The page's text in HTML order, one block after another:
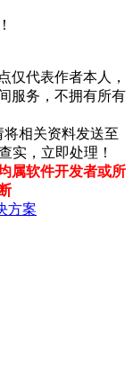
仅代表作者本人，
服务，不拥有所有
相关资料发送至
实，立即处理！
属软件开发者或所
方案